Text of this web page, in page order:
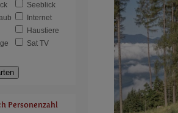
Seeblick
Internet
Haustiere
Sat TV
Personenzahl